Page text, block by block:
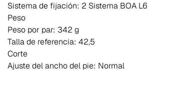
Sistema de fijación: 2 Sistema BOA L6
Peso
Peso por par: 342 g
Talla de referencia: 42,5
Corte
Ajuste del ancho del pie: Normal